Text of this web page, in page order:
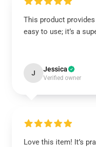
This product
easy to use; it’s a
J Jessica
Verified owner
Love this item! It’s